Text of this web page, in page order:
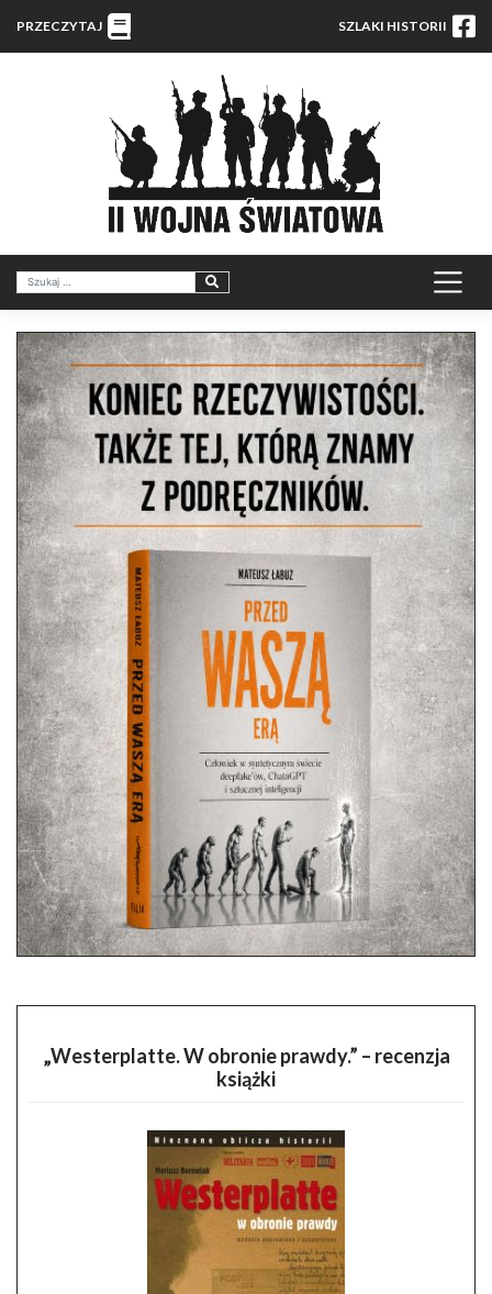
PRZECZYTAJ SZLAKI HISTORII
„Westerplatte. W obronie prawdy.” – recenzja
książki